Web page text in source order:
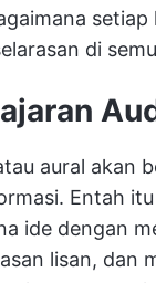
di
aural akan
Entah
ide dengan
lisan, dan